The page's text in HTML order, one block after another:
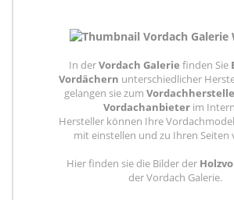
In derVordach Galerie finden Sie
Vordächern unterschiedlicher
gelangen sie zum
Vordachanbieter im
Hersteller können Ihre
mit einstellen und zu Ihren Seiten
Hier finden sie die Bilder der
der Vordach Galerie.